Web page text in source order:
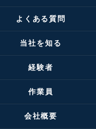
よくある質問
当社を知る
経験者
作業員
会社概要